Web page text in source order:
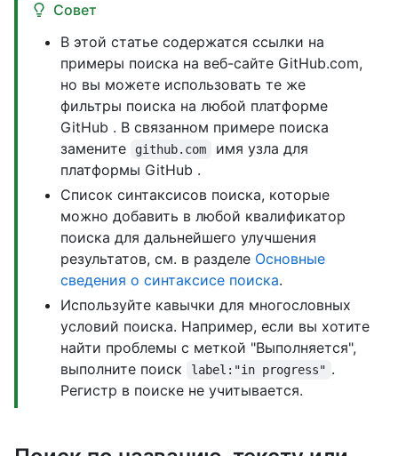
Совет
В этой статье содержатся ссылки на
примеры поиска на веб-сайте GitHub.com,
но вы можете использовать те же
фильтры поиска на любой платформе
GitHub . В связанном примере поиска
замените
github.com
имя узла для
платформы GitHub .
Список синтаксисов поиска, которые
можно добавить в любой квалификатор
поиска для дальнейшего улучшения
результатов, см. в разделе Основные
сведения о синтаксисе поиска.
Используйте кавычки для многословных
условий поиска. Например, если вы хотите
найти проблемы с меткой "Выполняется",
выполните поиск
label:"in progress" .
Регистр в поиске не учитывается.